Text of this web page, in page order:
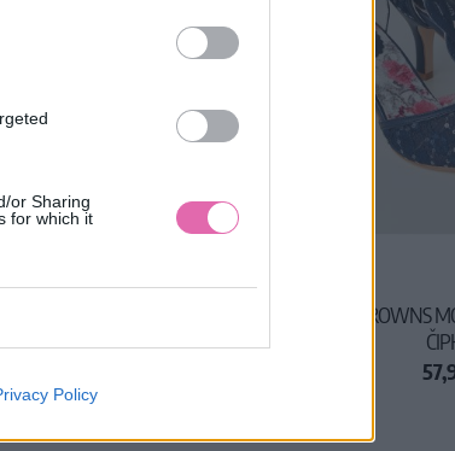
or Sharing
for which it
Policy
KABELKA
JOE BROWNS